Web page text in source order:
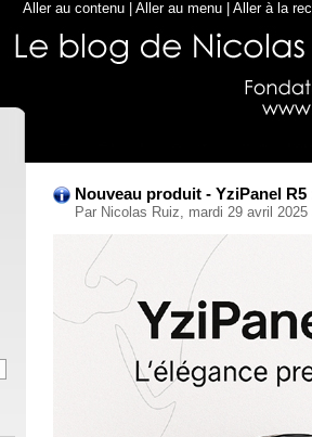
Aller au contenu Aller au menu Aller à la
Nouveau produit - YziPanel
Par Nicolas Ruiz, mardi 29 avril 2025